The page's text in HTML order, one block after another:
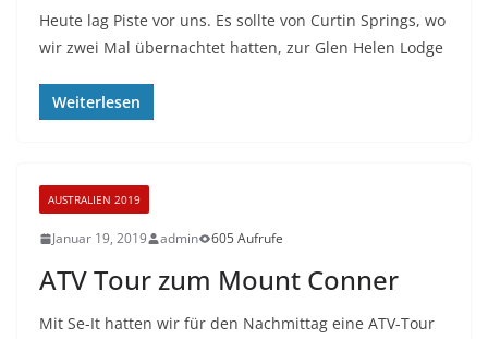
Heute lag Piste vor uns. Es sollte von Curtin Springs, wo
wir zwei Mal übernachtet hatten, zur Glen Helen Lodge
Weiterlesen
AUSTRALIEN 2019
Januar 19, 2019 admin 605 Aufrufe
ATV Tour zum Mount Conner
Mit Se-It hatten wir für den Nachmittag eine ATV-Tour